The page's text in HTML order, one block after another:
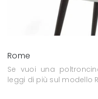
Rome
Se vuoi una
leggi di più sul modello